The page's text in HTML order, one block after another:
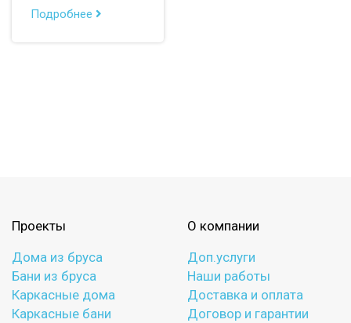
Подробнее
Проекты
Дома из бруса
Бани из бруса
Каркасные дома
Каркасные бани
О компании
Доп.услуги
Наши работы
Доставка и оплата
Договор и гарантии